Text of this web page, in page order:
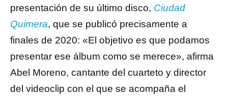
presentación de su último disco, Ciudad
Quimera, que se publicó precisamente a
finales de 2020: «El objetivo es que podamos
presentar ese álbum como se merece», afirma
Abel Moreno, cantante del cuarteto y director
del videoclip con el que se acompaña el